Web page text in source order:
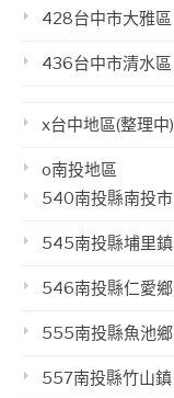
428台中市大雅區
436台中市清水區
x台中地區(整理中)
o南投地區
540南投縣南投市
545南投縣埔里鎮
546南投縣仁愛鄉
555南投縣魚池鄉
557南投縣竹山鎮